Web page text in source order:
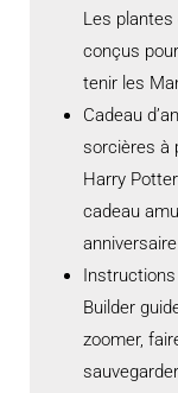
Les
conçus
tenir les
Cadeau
sorcières à
Harry
cadeau
Builder
zoomer,